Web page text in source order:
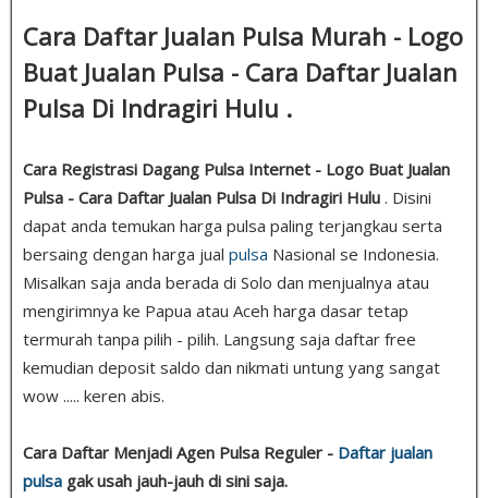
Cara Daftar Jualan Pulsa Murah - Logo
Buat Jualan Pulsa - Cara Daftar Jualan
Pulsa Di Indragiri Hulu .
Cara Registrasi Dagang Pulsa Internet - Logo Buat Jualan
Pulsa - Cara Daftar Jualan Pulsa Di Indragiri Hulu . Disini
dapat anda temukan harga pulsa paling terjangkau serta
bersaing dengan harga jual pulsa Nasional se Indonesia.
Misalkan saja anda berada di Solo dan menjualnya atau
mengirimnya ke Papua atau Aceh harga dasar tetap
termurah tanpa pilih - pilih. Langsung saja daftar free
kemudian deposit saldo dan nikmati untung yang sangat
wow ..... keren abis.
Cara Daftar Menjadi Agen Pulsa Reguler - Daftar jualan
pulsa gak usah jauh-jauh di sini saja.